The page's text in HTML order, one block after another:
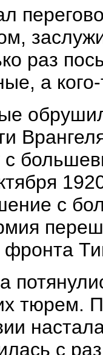
раз
а
с
с
тюрем.
с